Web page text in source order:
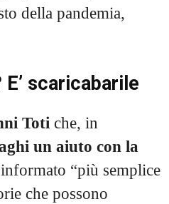
della pandemia,
scaricabarile
Toti che, in
un aiuto con la
“più semplice
che possono